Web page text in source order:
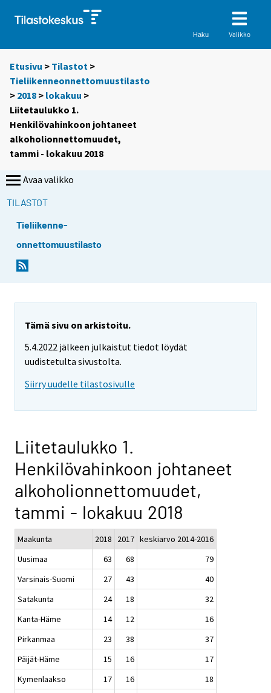
Haku Valikko
Etusivu > Tilastot >
Tieliikenneonnettomuustilasto
> 2018 > lokakuu >
Liitetaulukko 1.
Henkilövahinkoon johtaneet
alkoholionnettomuudet,
tammi - lokakuu 2018
Avaa valikko
TILASTOT
Tieliikenne-
onnettomuustilasto
Tämä sivu on arkistoitu.
5.4.2022 jälkeen julkaistut tiedot löydät
uudistetulta sivustolta.
Siirry uudelle tilastosivulle
Liitetaulukko 1.
Henkilövahinkoon johtaneet
alkoholionnettomuudet,
tammi - lokakuu 2018
Maakunta 2018 2017 keskiarvo 2014-2016
Uusimaa
63 68
79
Varsinais-Suomi
27 43
40
Satakunta
24 18
32
Kanta-Häme
14 12
16
Pirkanmaa
23 38
37
Päijät-Häme
15 16
17
Kymenlaakso
17 16
18